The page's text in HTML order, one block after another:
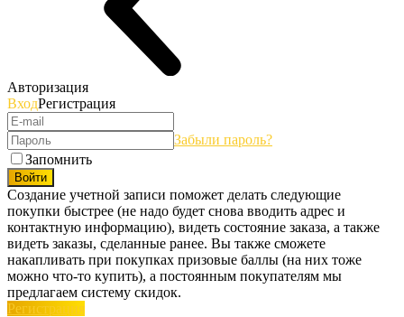
Авторизация
ВходРегистрация
Забыли пароль?
Запомнить
Войти
Создание учетной записи поможет делать следующие
покупки быстрее (не надо будет снова вводить адрес и
контактную информацию), видеть состояние заказа, а также
видеть заказы, сделанные ранее. Вы также сможете
накапливать при покупках призовые баллы (на них тоже
можно что-то купить), а постоянным покупателям мы
предлагаем систему скидок.
Регистрация